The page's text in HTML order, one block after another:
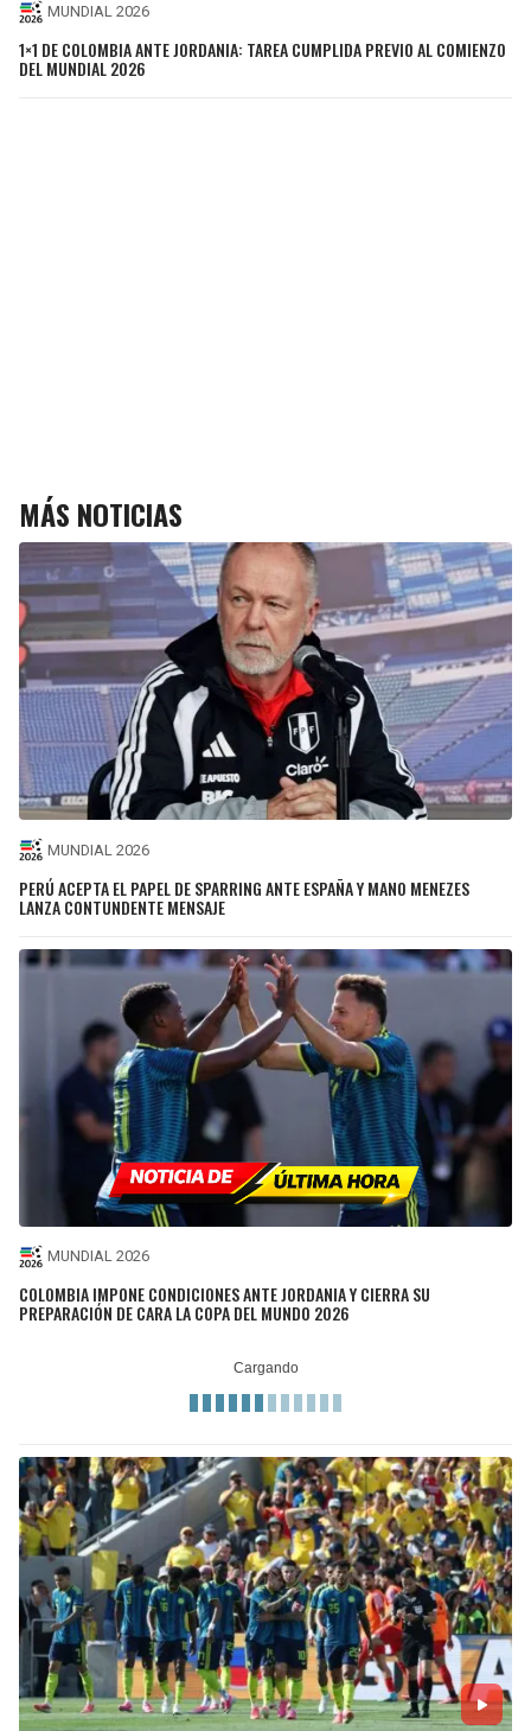
MUNDIAL 2026
1×1 DE COLOMBIA ANTE JORDANIA: TAREA CUMPLIDA PREVIO AL COMIENZO
DEL MUNDIAL 2026
MÁS NOTICIAS
MUNDIAL 2026
PERÚ ACEPTA EL PAPEL DE SPARRING ANTE ESPAÑA Y MANO MENEZES
LANZA CONTUNDENTE MENSAJE
MUNDIAL 2026
COLOMBIA IMPONE CONDICIONES ANTE JORDANIA Y CIERRA SU
PREPARACIÓN DE CARA LA COPA DEL MUNDO 2026